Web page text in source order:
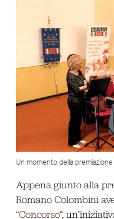
Un momento della
Appena giunto alla
Romano Colombini
“Concorso“,